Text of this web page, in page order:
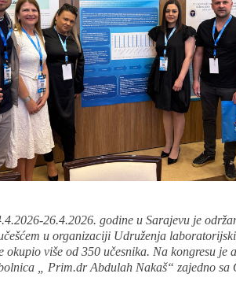
26.4.2026. godine u Sarajevu je
u organizaciji Udruženja
okupio više od 350 učesnika. Na kongresu je
„ Prim.dr Abdulah Nakaš“ zajedno sa